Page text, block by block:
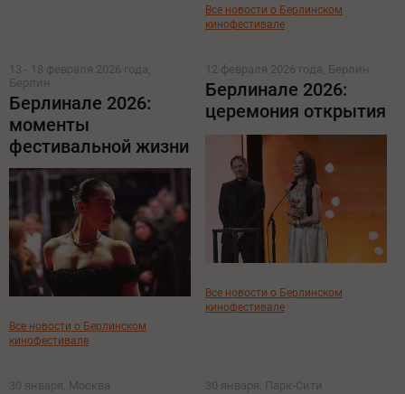
Все новости о Берлинском
кинофестивале
13 - 18 февраля 2026 года,
Берлин
Берлинале 2026:
моменты
фестивальной жизни
Все новости о Берлинском
кинофестивале
12 февраля 2026 года, Берлин
Берлинале 2026:
церемония открытия
Все новости о Берлинском
кинофестивале
30 января, Москва 30 января, Парк-Сити